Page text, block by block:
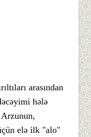
arasından
hələ
elə ilk "alo"